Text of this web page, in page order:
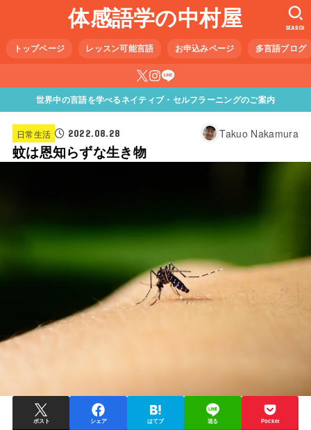
体感語学の中村屋
トップページ レッスン可能言語 お申込みページ 多言語ブログ
SEARCH
世界中の言語を学べるネイティブ・セルフラーニングのご案内
日常生活 2022.08.28 Takuo Nakamura
蚊は恩知らずな生き物
ポスト シェア はてブ 送る Pocket